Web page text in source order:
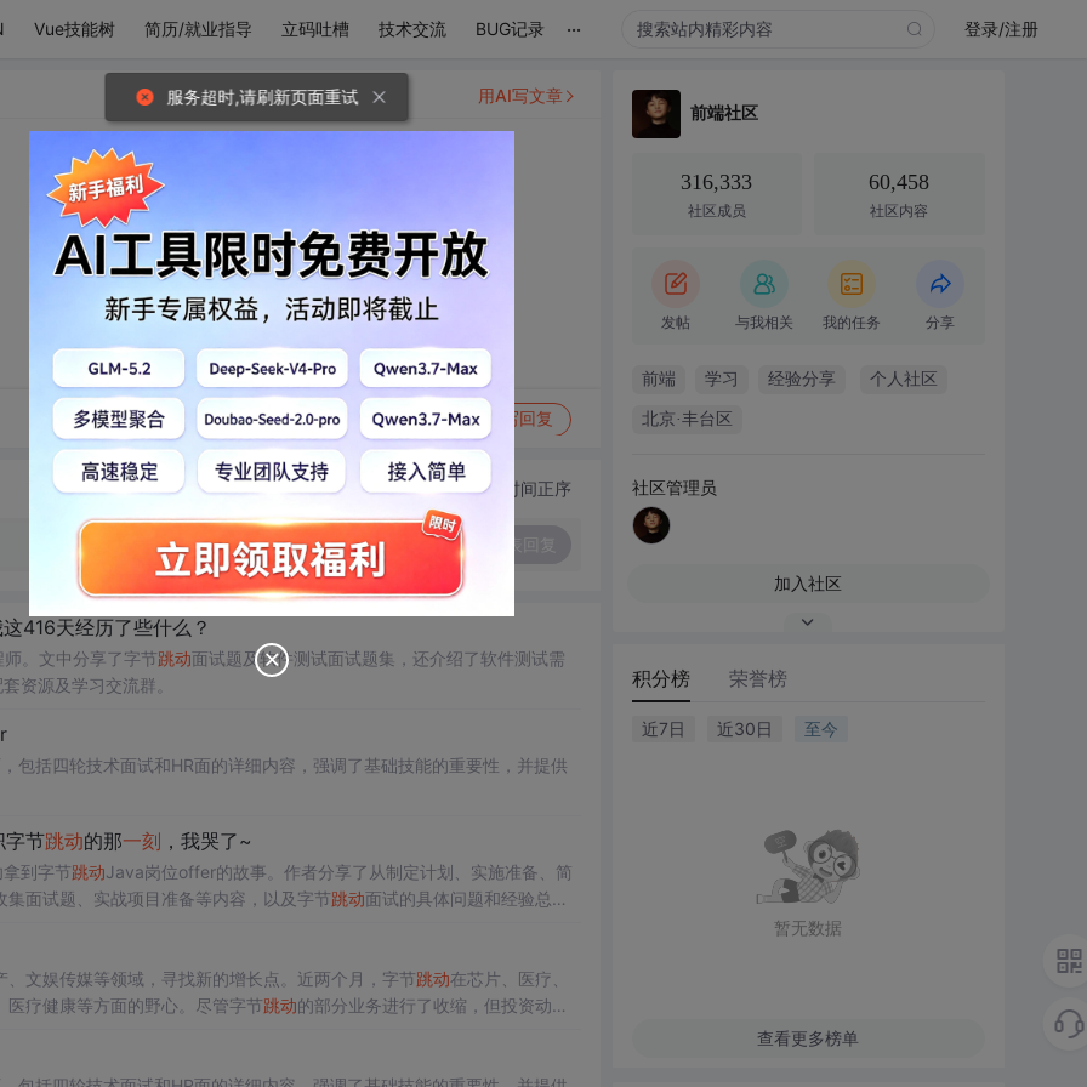
Vue技能树 简历/就业指导 立码吐槽 技术交流 BUG记录 ... 登录/注册
转发到动态 举报 写回复
用AI写文章
切换为时间正序
416天经历了些什么？
。文中分享了字节跳动面试题及软件测试面试题集，还介绍了软件测试需
资源及学习交流群。
包括四轮技术面试和HR面的详细内容，强调了基础技能的重要性，并提供
字节跳动的那一刻 ，我哭了~
到字节跳动Java岗位offer的故事。作者分享了从制定计划、实施准备、简
面试题、实战项目准备等内容，以及字节跳动面试的具体问题和经验总
文娱传媒等领域，寻找新的增长点。近两个月，字节跳动在芯片、医疗、
疗健康等方面的野心。尽管字节跳动的部分业务进行了收缩，但投资动作
前端社区
316,333
社区成员
60,458
社区内容
发帖 与我相关 我的任务 分享
前端 学习 经验分享 个人社区
北京·丰台区
社区管理员
加入社区
积分榜 荣誉榜
近7日 近30日 至今
暂无数据
查看更多榜单
服务超时,请刷新页面重试